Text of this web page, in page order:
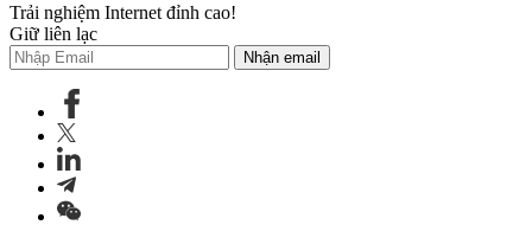
Trải nghiệm Internet đỉnh cao!
Giữ liên lạc
Nhận email